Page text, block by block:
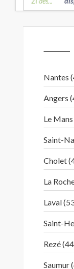
Nantes
Angers
Le
Saint-
Cholet
La
Laval
Saint-
Rezé
Saumur